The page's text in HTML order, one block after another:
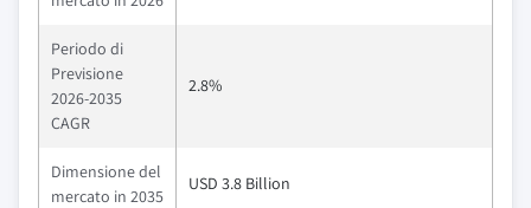
Periodo di
Previsione
2026-2035
CAGR
2.8%
Dimensione del
mercato in 2035
USD 3.8 Billion